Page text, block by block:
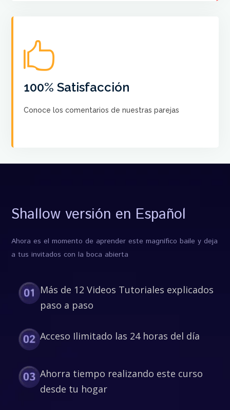

100% Satisfacción
Conoce los comentarios de nuestras parejas
No hay más satisfacción que saber que nuestros
cursos ayudan a crear el Baile de sus sueños a cada
VER COMENTARIOS
Shallow versión en Español
Ahora es el momento de aprender este magnífico baile y deja
a tus invitados con la boca abierta
Más de 12 Videos Tutoriales explicados
paso a paso
Acceso Ilimitado las 24 horas del día
Ahorra tiempo realizando este curso
desde tu hogar